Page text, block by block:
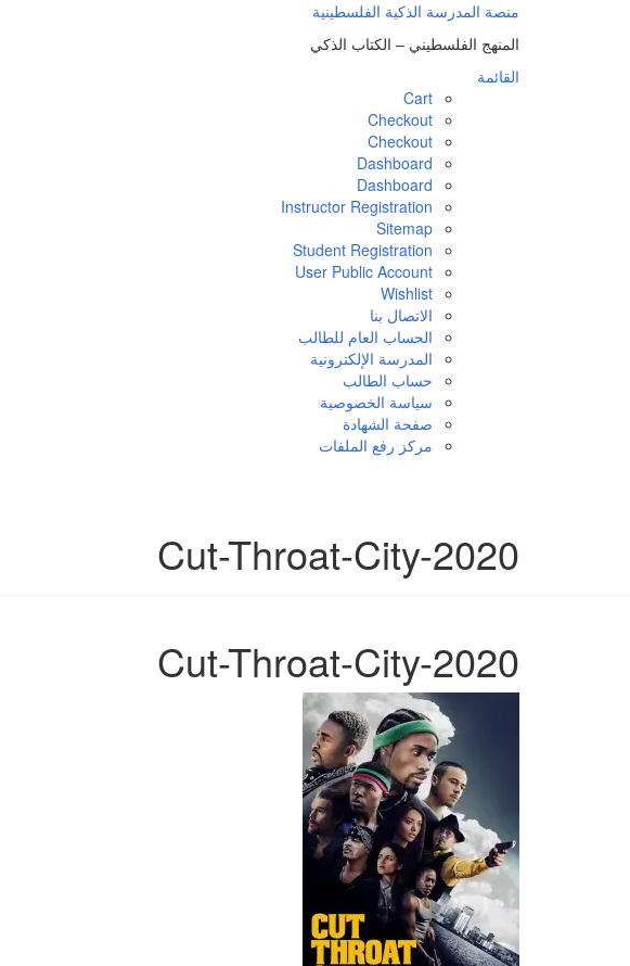
منصة المدرسة الذكية الفلسطينية
المنهج الفلسطيني – الكتاب الذكي
القائمة
Cart
Checkout
Checkout
Dashboard
Dashboard
Instructor Registration
Sitemap
Student Registration
User Public Account
Wishlist
الاتصال بنا
الحساب العام للطالب
المدرسة الإلكترونية
حساب الطالب
سياسة الخصوصية
صفحة الشهادة
مركز رفع الملفات
Cut-Throat-City-2020
Cut-Throat-City-2020